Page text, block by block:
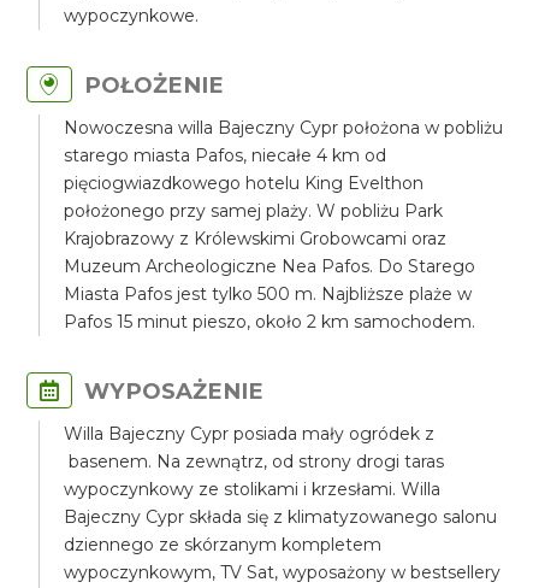
wypoczynkowe.
POŁOŻENIE
Nowoczesna willa Bajeczny Cypr położona w pobliżu
starego miasta Pafos, niecałe 4 km od
pięciogwiazdkowego hotelu King Evelthon
położonego przy samej plaży. W pobliżu Park
Krajobrazowy z Królewskimi Grobowcami oraz
Muzeum Archeologiczne Nea Pafos. Do Starego
Miasta Pafos jest tylko 500 m. Najbliższe plaże w
Pafos 15 minut pieszo, około 2 km samochodem.
WYPOSAŻENIE
Willa Bajeczny Cypr posiada mały ogródek z
basenem. Na zewnątrz, od strony drogi taras
wypoczynkowy ze stolikami i krzesłami. Willa
Bajeczny Cypr składa się z klimatyzowanego salonu
dziennego ze skórzanym kompletem
wypoczynkowym, TV Sat, wyposażony w bestsellery